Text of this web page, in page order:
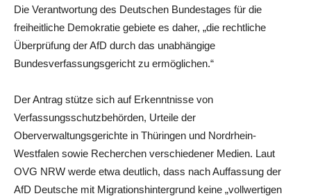
Die Verantwortung des Deutschen Bundestages für die
freiheitliche Demokratie gebiete es daher, „die rechtliche
Überprüfung der AfD durch das unabhängige
Bundesverfassungsgericht zu ermöglichen.“
Der Antrag stütze sich auf Erkenntnisse von
Verfassungsschutzbehörden, Urteile der
Oberverwaltungsgerichte in Thüringen und Nordrhein-
Westfalen sowie Recherchen verschiedener Medien. Laut
OVG NRW werde etwa deutlich, dass nach Auffassung der
AfD Deutsche mit Migrationshintergrund keine „vollwertigen